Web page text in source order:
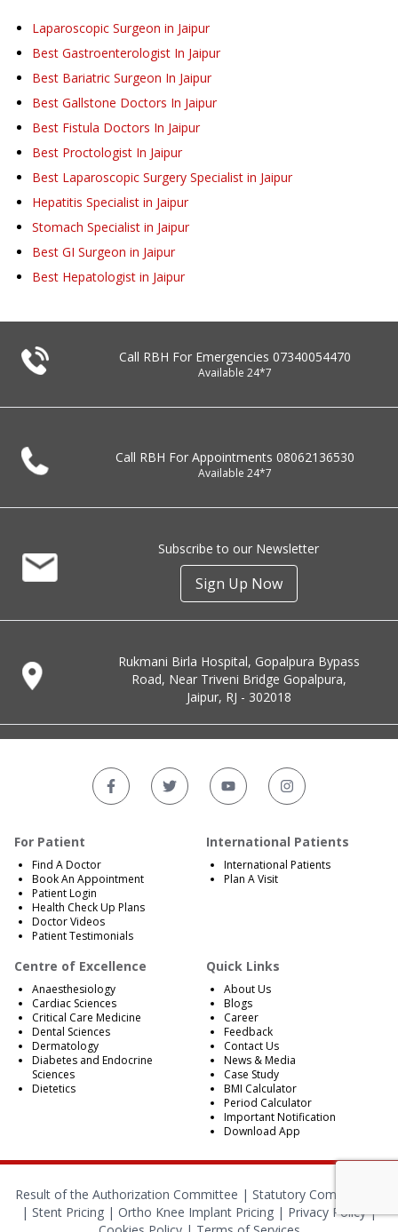
Laparoscopic Surgeon in Jaipur
Best Gastroenterologist In Jaipur
Best Bariatric Surgeon In Jaipur
Best Gallstone Doctors In Jaipur
Best Fistula Doctors In Jaipur
Best Proctologist In Jaipur
Best Laparoscopic Surgery Specialist in Jaipur
Hepatitis Specialist in Jaipur
Stomach Specialist in Jaipur
Best GI Surgeon in Jaipur
Best Hepatologist in Jaipur
Call RBH For Emergencies 07340054470
Available 24*7
Call RBH For Appointments 08062136530
Available 24*7
Subscribe to our Newsletter
Sign Up Now
Rukmani Birla Hospital, Gopalpura Bypass
Road, Near Triveni Bridge Gopalpura,
Jaipur, RJ - 302018
For Patient
Find A Doctor
Book An Appointment
Patient Login
Health Check Up Plans
Doctor Videos
Patient Testimonials
International Patients
International Patients
Plan A Visit
Centre of Excellence
Anaesthesiology
Cardiac Sciences
Critical Care Medicine
Dental Sciences
Dermatology
Diabetes and Endocrine
Sciences
Dietetics
Quick Links
About Us
Blogs
Career
Feedback
Contact Us
News & Media
Case Study
BMI Calculator
Period Calculator
Important Notification
Download App
Result of the Authorization Committee | Statutory Compliances
| Stent Pricing | Ortho Knee Implant Pricing | Privacy Policy|